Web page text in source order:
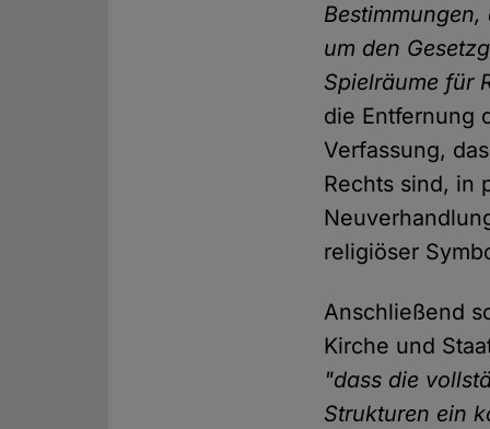
um den
Spielräume für
die Entfernung
Verfassung,
Rechts sind, in
religiöser
Anschließend
Kirche und
"dass die
Strukturen ein